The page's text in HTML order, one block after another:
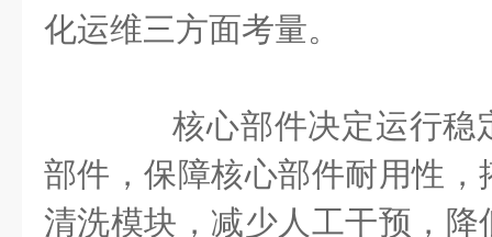
化运维三方面考量。
核心部件决定运行稳
部件，保障核心部件耐用性
清洗模块，减少人工干预，